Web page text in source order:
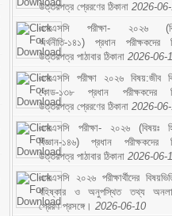
উত্তরপত্র প্রেরণের ঠিকানা 2026-
এসএসসি পরীক্ষা- ২০২৬
অর্থনীতি-১৪১) প্রধান পরীক্ষকদের
উত্তরপত্র পাঠাবার ঠিকানা 2026-06-
এসএসসি পরীক্ষা ২০২৬ বিষয়:জীব
কোড-১৩৮ প্রধান পরীক্ষকদের
উত্তরপত্র প্রেরণের ঠিকানা 2026-
এসএসসি পরীক্ষা- ২০২৬ (বিষয়ঃ
বিজ্ঞান-১৪৬) প্রধান পরীক্ষকদের
উত্তরপত্র পাঠাবার ঠিকানা 2026-06-
এসএসসি ২০২৬ পরীক্ষার্থীদের
বহিষ্কার ও অনুপস্থিত তথ্য
প্রেরণ প্রসঙ্গে। 2026-06-10